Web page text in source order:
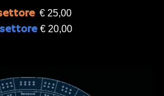
€ 25,00
€ 20,00